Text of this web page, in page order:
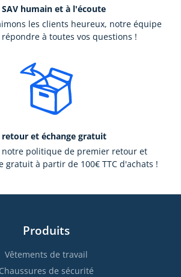
SAV humain et à l'écoute
les clients heureux, notre équipe
à toutes vos questions !
retour et échange gratuit
notre politique de premier retour et
gratuit à partir de 100€ TTC d'achats !
Produits
Vêtements de travail
Chaussures de sécurité